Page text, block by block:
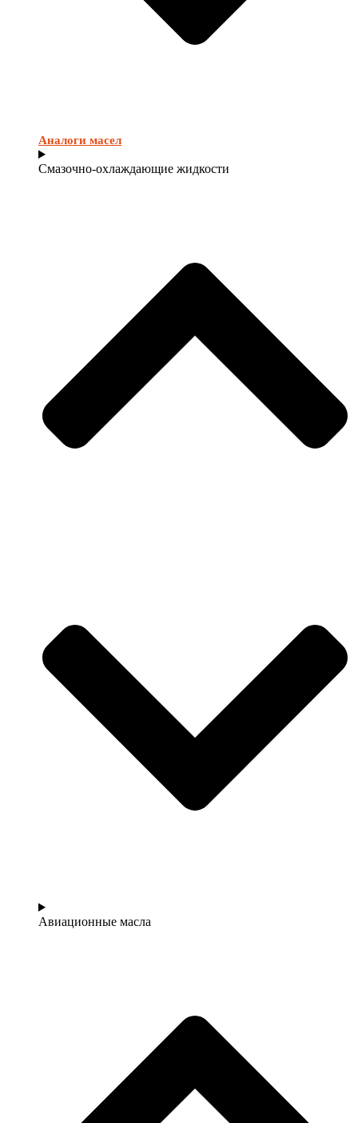
Аналоги масел
Смазочно-охлаждающие жидкости
Авиационные масла